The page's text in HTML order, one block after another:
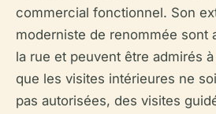
commercial fonctionnel. Son
moderniste de renommée sont
la rue et peuvent être admirés
que les visites intérieures ne
pas autorisées, des visites